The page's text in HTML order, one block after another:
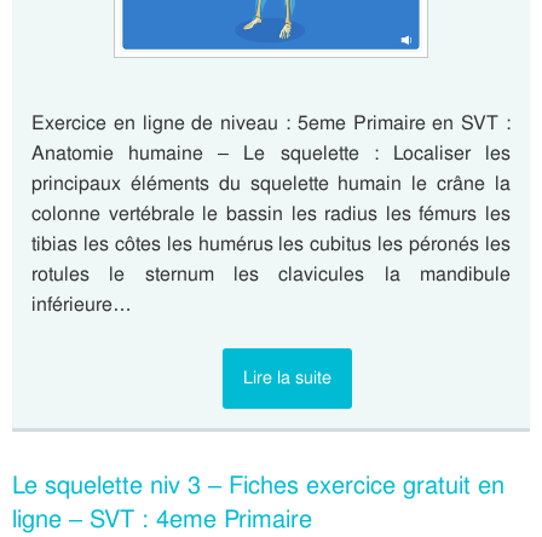
Exercice en ligne de niveau : 5eme Primaire en SVT :
Anatomie humaine – Le squelette : Localiser les
principaux éléments du squelette humain le crâne la
colonne vertébrale le bassin les radius les fémurs les
tibias les côtes les humérus les cubitus les péronés les
rotules le sternum les clavicules la mandibule
inférieure…
Lire la suite
Le squelette niv 3 – Fiches exercice gratuit en
ligne – SVT : 4eme Primaire